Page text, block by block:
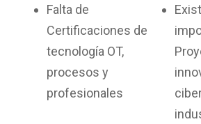
Falta de
Certificaciones de
tecnología OT,
procesos y
profesionales